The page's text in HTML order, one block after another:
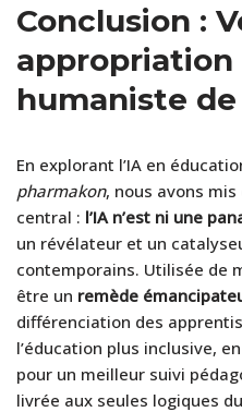
Conclusion :
humaniste de
En explorant l’IA en
pharmakon, nous avons
central : l’IA n’est ni une
un révélateur et un
contemporains. Utilisée de
être un remède
différenciation des
l’éducation plus inclusive,
pour un meilleur suivi
livrée aux seules logiques